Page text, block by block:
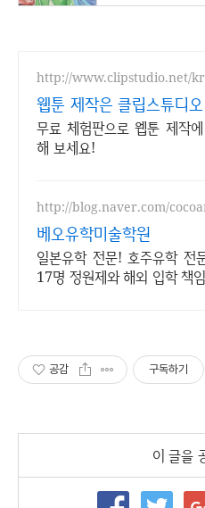
http://www.clipstudio.net/
웹툰 제작은 클립스튜디오
무료 체험판으로 웹툰 제작
해 보세요!
http://blog.naver.com/
베오유학미술학원
일본유학 전문! 호주유학 전
17명 정원제와 해외 입학 책
공감 구독하기
이 글을